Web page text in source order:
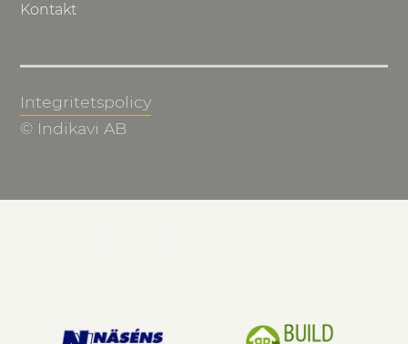
Kontakt
© Indikavi AB
Integritetspolicy